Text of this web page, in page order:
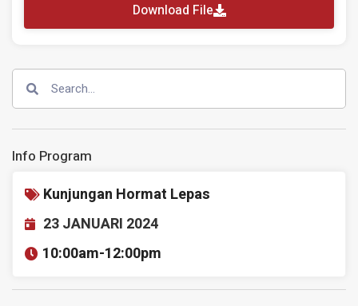
Download File
Info Program
Kunjungan Hormat Lepas
23 JANUARI 2024
10:00am-12:00pm